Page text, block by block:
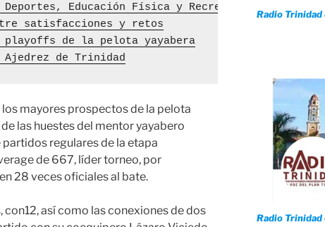
Educación Física y Recreación:
satisfacciones y retos
de la pelota yayabera
Ajedrez de Trinidad
mayores prospectos de la pelota
las huestes del mentor yayabero
regulares de la etapa
de 667, líder torneo, por
28 veces oficiales al bate.
así como las conexiones de dos
Radio Trinidad
Radio